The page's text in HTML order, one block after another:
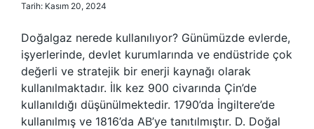
Tarih: Kasım 20, 2024
Doğalgaz nerede kullanılıyor? Günümüzde evlerde,
işyerlerinde, devlet kurumlarında ve endüstride çok
değerli ve stratejik bir enerji kaynağı olarak
kullanılmaktadır. İlk kez 900 civarında Çin’de
kullanıldığı düşünülmektedir. 1790’da İngiltere’de
kullanılmış ve 1816’da AB’ye tanıtılmıştır. D. Doğal